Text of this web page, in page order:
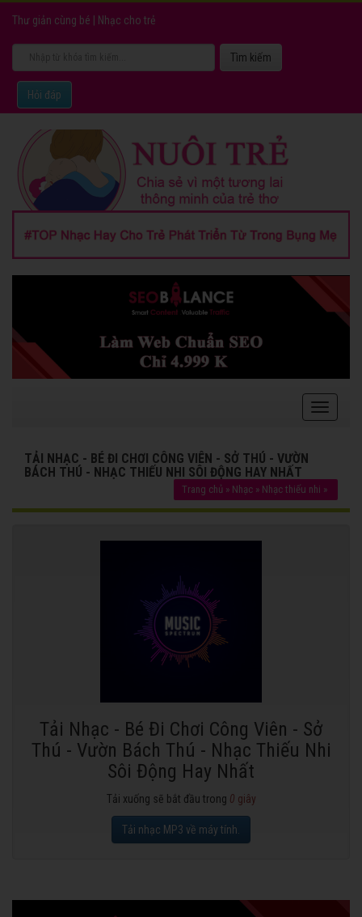
Thư giản cùng bé Nhạc cho trẻ
Hỏi đáp
TẢI NHẠC - BÉ ĐI CHƠI CÔNG VIÊN - SỞ THÚ - VƯỜN
BÁCH THÚ - NHẠC THIẾU NHI SÔI ĐỘNG HAY NHẤT
Trang chủ » Nhạc » Nhạc thiếu nhi »
Tải Nhạc - Bé Đi Chơi Công Viên - Sở
Thú - Vườn Bách Thú - Nhạc Thiếu Nhi
Sôi Động Hay Nhất
Tải xuống sẽ bắt đầu trong 0 giây
Tải nhạc MP3 về máy tính.